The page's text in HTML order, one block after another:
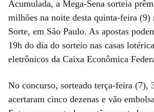
Acumulada, a Mega-Sena sorteia
milhões na noite desta quinta-feira (9)
Sorte, em São Paulo. As apostas
19h do dia do sorteio nas casas
eletrônicos da Caixa Econômica
No concurso, sorteado terça-feira (7),
acertaram cinco dezenas e vão